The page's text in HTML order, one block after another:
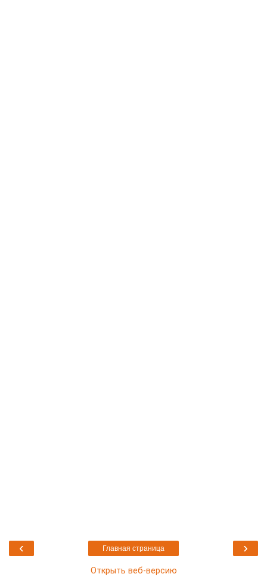
‹ ›
Главная страница
Открыть веб-версию